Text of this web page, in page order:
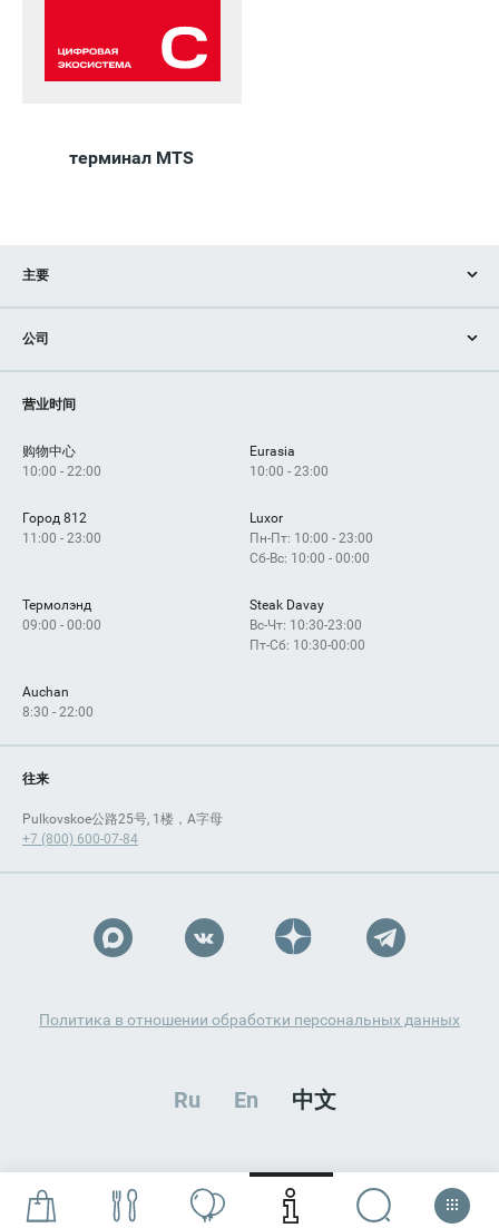
терминал MTS
主要
服务
設備
公司
营业时间
购物中心
10:00 - 22:00
Eurasia
10:00 - 23:00
Город 812
11:00 - 23:00
Luxor
Пн-Пт: 10:00 - 23:00
Сб-Вс: 10:00 - 00:00
Термолэнд
09:00 - 00:00
Steak Davay
Вс-Чт: 10:30-23:00
Пт-Сб: 10:30-00:00
Auchan
8:30 - 22:00
往来
Pulkovskoe公路25号, 1楼，A字母
+7 (800) 600-07-84
Политика в отношении обработки персональных данных
Ru En 中文